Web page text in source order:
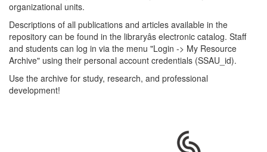
organizational units.
Descriptions of all publications and articles available in the
repository can be found in the libraryâs electronic catalog. Staff
and students can log in via the menu "Login -> My Resource
Archive" using their personal account credentials (SSAU_id).
Use the archive for study, research, and professional
development!